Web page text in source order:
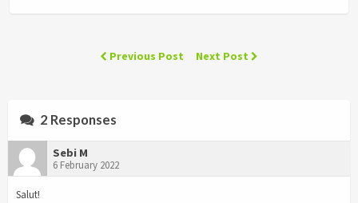
Previous Post Next Post
2 Responses
Sebi M
6 February 2022
Salut!